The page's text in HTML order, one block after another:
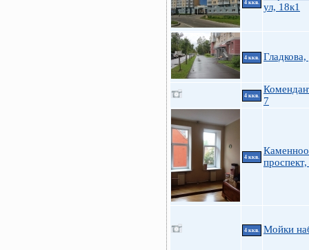
4 ккв.
ул, 18к1
4 ккв.
4 ккв.
7
4 ккв.
4 ккв. Мойки